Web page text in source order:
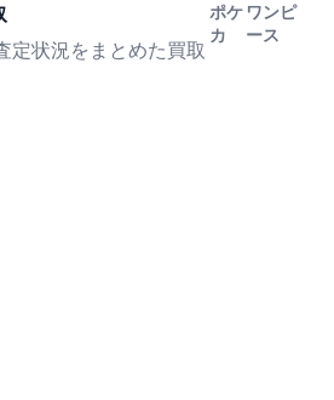
定状況をまとめた買取
ポケ
カ
ワンピ
ース